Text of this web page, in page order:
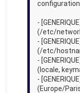
-
(/etc/
-
(/etc/
-
(locale,
-
(Europe/